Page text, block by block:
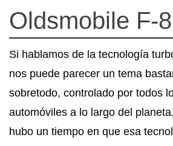
Oldsmobile F-
Si hablamos de la tecnología
nos puede parecer un tema
sobretodo, controlado por todos
automóviles a lo largo del
hubo un tiempo en que esa